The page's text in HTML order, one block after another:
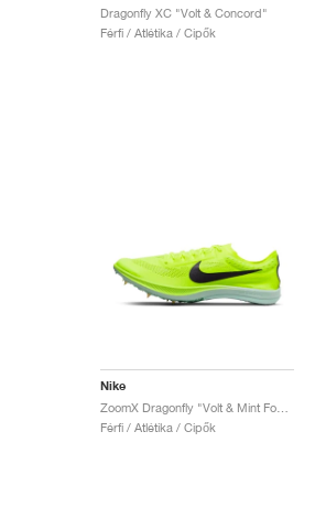
Dragonfly XC "Volt & Concord"
Férfi / Atlétika / Cipők
Nike
Férfi / Atlétika / Cipők